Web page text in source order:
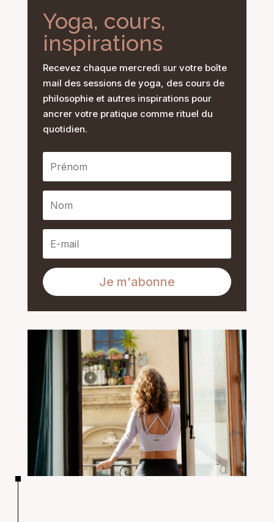
Yoga, cours,
inspirations
Recevez chaque mercredi sur votre boîte
mail des sessions de yoga, des cours de
philosophie et autres inspirations pour
ancrer votre pratique comme rituel du
quotidien.
Je m'abonne